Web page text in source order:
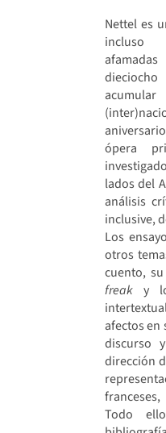
Nettel es
incluso
ópera
lados del
análisis
inclusive,
Los
otros
cuento,
freak y
afectos en
discurso
dirección
Todo